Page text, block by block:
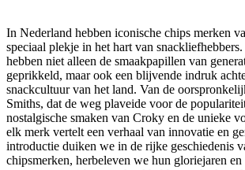
In Nederland hebben iconische chips merken
speciaal plekje in het hart van
hebben niet alleen de smaakpapillen van
geprikkeld, maar ook een blijvende indruk
snackcultuur van het land. Van de
Smiths, dat de weg plaveide voor de
nostalgische smaken van Croky en de unieke
elk merk vertelt een verhaal van innovatie en
introductie duiken we in de rijke geschiedenis
chipsmerken, herbeleven we hun gloriejaren